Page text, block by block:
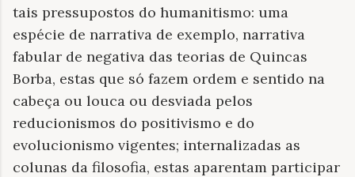
tais pressupostos do humanitismo: uma
espécie de narrativa de exemplo, narrativa
fabular de negativa das teorias de Quincas
Borba, estas que só fazem ordem e sentido na
cabeça ou louca ou desviada pelos
reducionismos do positivismo e do
evolucionismo vigentes; internalizadas as
colunas da filosofia, estas aparentam participar